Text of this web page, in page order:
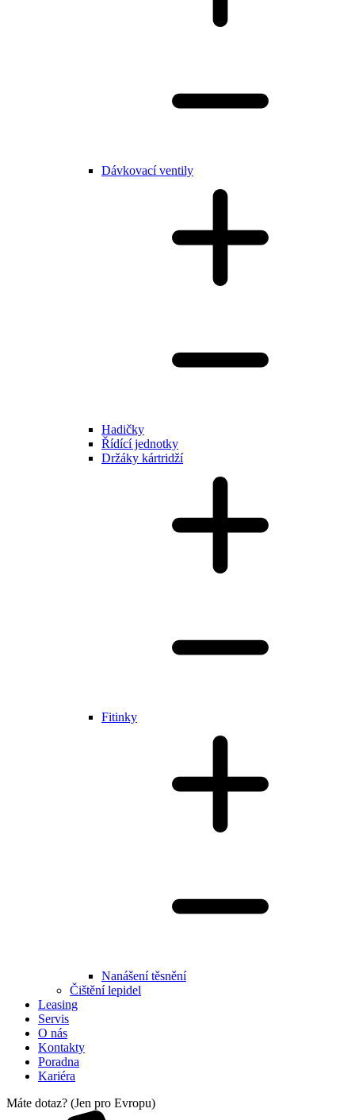
Dávkovací ventily
Hadičky
Řídící jednotky
Držáky kártridží
Fitinky
Nanášení těsnění
Čištění lepidel
Leasing
Servis
O nás
Kontakty
Poradna
Kariéra
Máte dotaz? (Jen pro Evropu)